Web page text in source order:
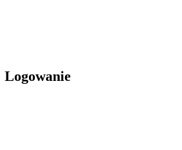
Logowanie